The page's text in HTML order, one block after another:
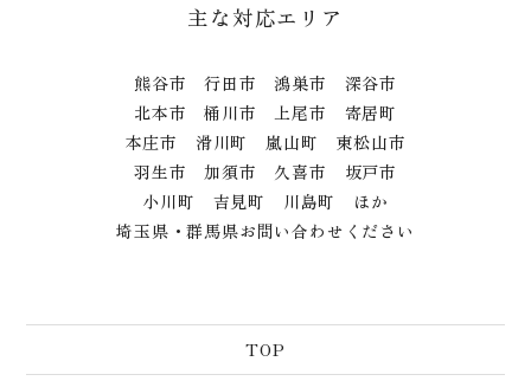
主な対応エリア
熊谷市 行田市 鴻巣市 深谷市
北本市 桶川市 上尾市 寄居町
本庄市 滑川町 嵐山町 東松山市
羽生市 加須市 久喜市 坂戸市
小川町 吉見町 川島町 ほか
埼玉県・群馬県お問い合わせください
TOP